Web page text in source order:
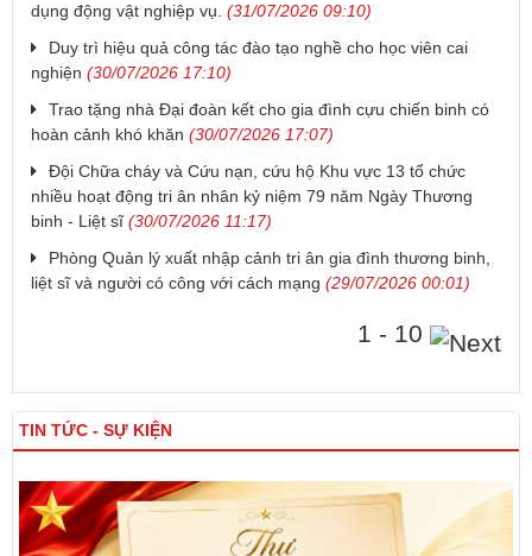
dụng động vật nghiệp vụ. (31/07/2026 09:10)
Duy trì hiệu quả công tác đào tạo nghề cho học viên cai
nghiện (30/07/2026 17:10)
Trao tặng nhà Đại đoàn kết cho gia đình cựu chiến binh có
hoàn cảnh khó khăn (30/07/2026 17:07)
Đội Chữa cháy và Cứu nạn, cứu hộ Khu vực 13 tổ chức
nhiều hoạt động tri ân nhân kỷ niệm 79 năm Ngày Thương
binh - Liệt sĩ(30/07/2026 11:17)
Phòng Quản lý xuất nhập cảnh tri ân gia đình thương binh,
liệt sĩ và người có công với cách mạng (29/07/2026 00:01)
1 - 10
TIN TỨC - SỰ KIỆN